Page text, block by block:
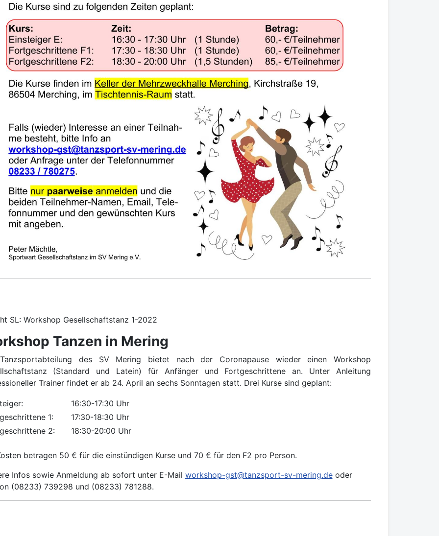
SL: Workshop Gesellschaftstanz 1-2022
Tanzen in Mering
des SV Mering bietet nach der Coronapause wieder einen Workshop
(Standard und Latein) für Anfänger und Fortgeschrittene an. Unter Anleitung
Trainer findet er ab 24. April an sechs Sonntagen statt. Drei Kurse sind geplant:
16:30-17:30 Uhr
1:
17:30-18:30 Uhr
2:
18:30-20:00 Uhr
betragen 50 € für die einstündigen Kurse und 70 € für den F2 pro Person.
Infos sowie Anmeldung ab sofort unter E-Mail workshop-gst@tanzsport-sv-mering.deoder
(08233) 739298 und (08233) 781288.